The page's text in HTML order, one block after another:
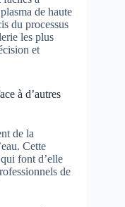
de haute
du processus
les plus
et
à d’autres
de la
Cette
font d’elle
de